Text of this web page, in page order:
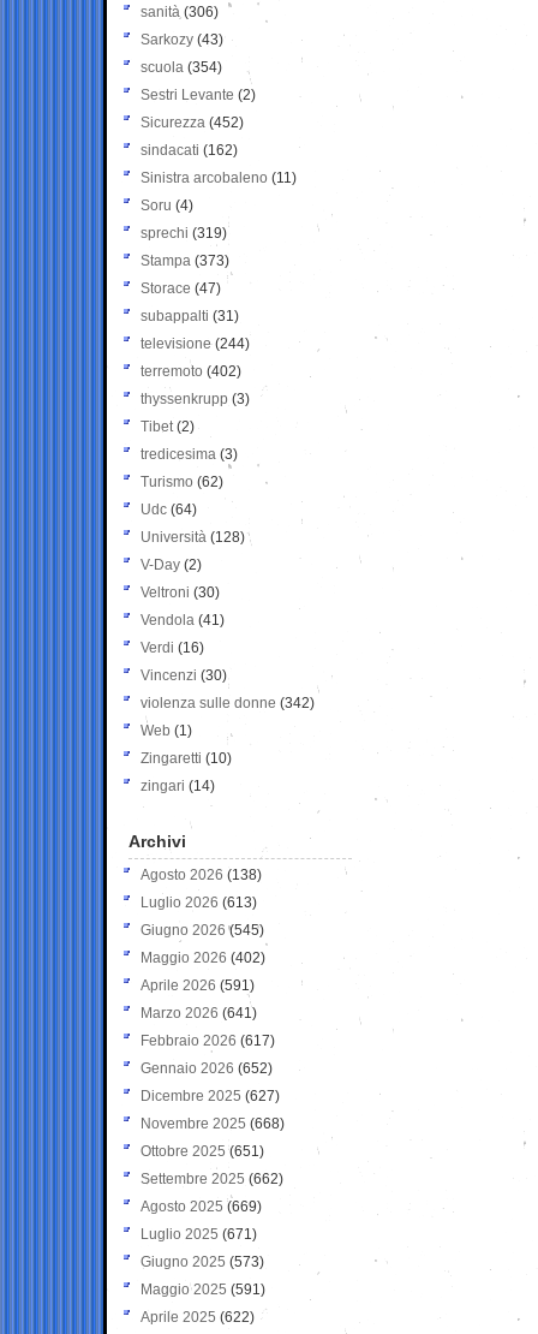
sanità (306)
Sarkozy (43)
scuola (354)
Sestri Levante (2)
Sicurezza (452)
sindacati (162)
Sinistra arcobaleno (11)
Soru (4)
sprechi (319)
Stampa (373)
Storace (47)
subappalti (31)
televisione(244)
terremoto (402)
thyssenkrupp (3)
Tibet(2)
tredicesima (3)
Turismo (62)
Udc (64)
Università (128)
V-Day (2)
Veltroni (30)
Vendola (41)
Verdi (16)
Vincenzi (30)
violenza sulle donne (342)
Web (1)
Zingaretti (10)
zingari (14)
Archivi
Agosto 2026 (138)
Luglio 2026 (613)
Giugno 2026 (545)
Maggio 2026 (402)
Aprile 2026 (591)
Marzo 2026 (641)
Febbraio 2026 (617)
Gennaio 2026 (652)
Dicembre 2025 (627)
Novembre 2025 (668)
Ottobre 2025 (651)
Settembre 2025 (662)
Agosto 2025 (669)
Luglio 2025 (671)
Giugno 2025 (573)
Maggio 2025 (591)
Aprile 2025 (622)